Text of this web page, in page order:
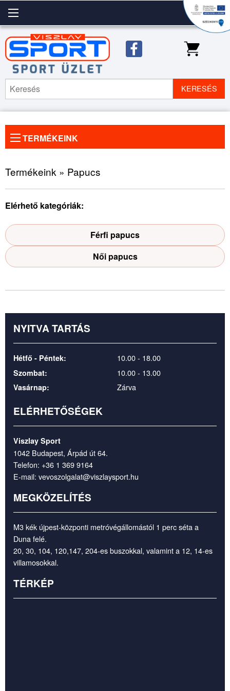
KERESÉS
TERMÉKEINK
kép
Termékeink » Papucs
Elérhető kategóriák:
Férfi papucs
Női papucs
NYITVA TARTÁS
Hétfő - Péntek: 10.00 - 18.00
Szombat: 10.00 - 13.00
Vasárnap: Zárva
ELÉRHETŐSÉGEK
Viszlay Sport
1042 Budapest, Árpád út 64.
Telefon: +36 1 369 9164
E-mail: vevoszolgalat@viszlaysport.hu
MEGKÖZELÍTÉS
M3 kék újpest-központi metróvégállomástól 1 perc séta a
Duna felé.
20, 30, 104, 120,147, 204-es buszokkal, valamint a 12, 14-es
villamosokkal.
TÉRKÉP